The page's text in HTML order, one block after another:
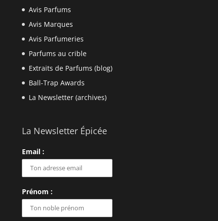
Avis Parfums
Avis Marques
Avis Parfumeries
Parfums au crible
Extraits de Parfums (blog)
Ball-Trap Awards
La Newsletter (archives)
La Newsletter Épicée
Email :
Prénom :